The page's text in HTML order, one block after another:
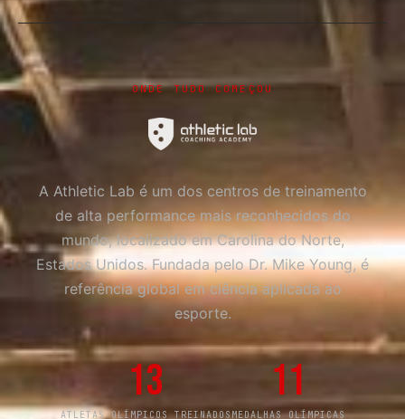
ONDE TUDO COMEÇOU
A Athletic Lab é um dos centros de treinamento
de alta performance mais reconhecidos do
mundo, localizado em Carolina do Norte,
Estados Unidos. Fundada pelo Dr. Mike Young, é
referência global em ciência aplicada ao
esporte.
13
ATLETAS OLÍMPICOS TREINADOS
11
MEDALHAS OLÍMPICAS